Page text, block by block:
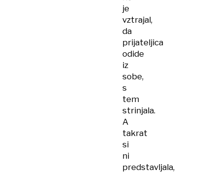
je
vztrajal,
da
prijateljica
odide
iz
sobe,
s
tem
strinjala.
A
takrat
si
ni
predstavljala,